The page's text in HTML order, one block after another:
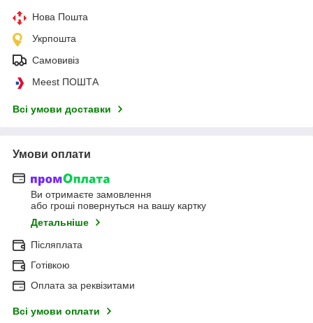
Нова Пошта
Укрпошта
Самовивіз
Meest ПОШТА
Всі умови доставки
Умови оплати
Ви отримаєте замовлення
або гроші повернуться на вашу картку
Детальніше
Післяплата
Готівкою
Оплата за реквізитами
Всі умови оплати